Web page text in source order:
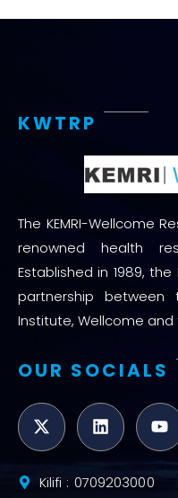
KWTRP
The KEMRI-Wellcome
renowned health
Established in 1989,
partnership between
Institute, Wellcome and
OUR SOCIALS
Kilifi : 0709203000